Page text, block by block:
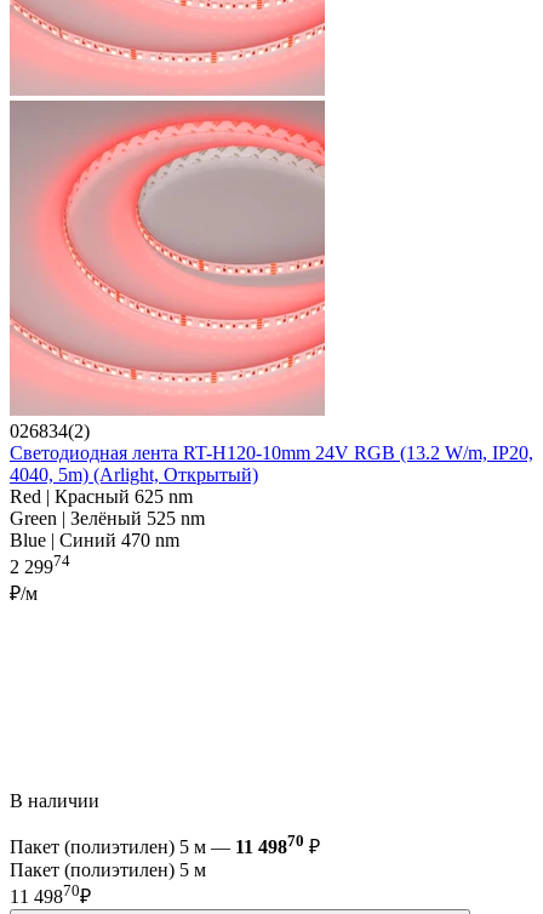
026834(2)
Светодиодная лента RT-H120-10mm 24V RGB (13.2 W/m, IP20,
4040, 5m) (Arlight, Открытый)
Red | Красный 625 nm
Green | Зелёный 525 nm
Blue | Синий 470 nm
2 29974
₽/м
В наличии
Пакет (полиэтилен) 5 м — 11 49870 ₽
Пакет (полиэтилен) 5 м
11 49870₽